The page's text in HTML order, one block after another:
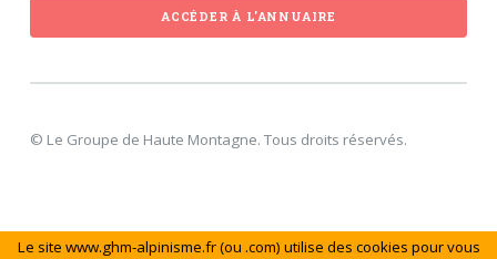
ACCÉDER À L'ANNUAIRE
© Le Groupe de Haute Montagne. Tous droits réservés.
Le site www.ghm-alpinisme.fr (ou .com) utilise des cookies pour vous